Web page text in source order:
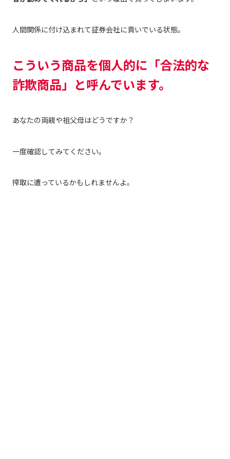
人間関係に付け込まれて証券会社に貢いでいる状態。
こういう商品を個人的に「合法的な
詐欺商品」と呼んでいます。
あなたの両親や祖父母はどうですか？
一度確認してみてください。
搾取に遭っているかもしれませんよ。